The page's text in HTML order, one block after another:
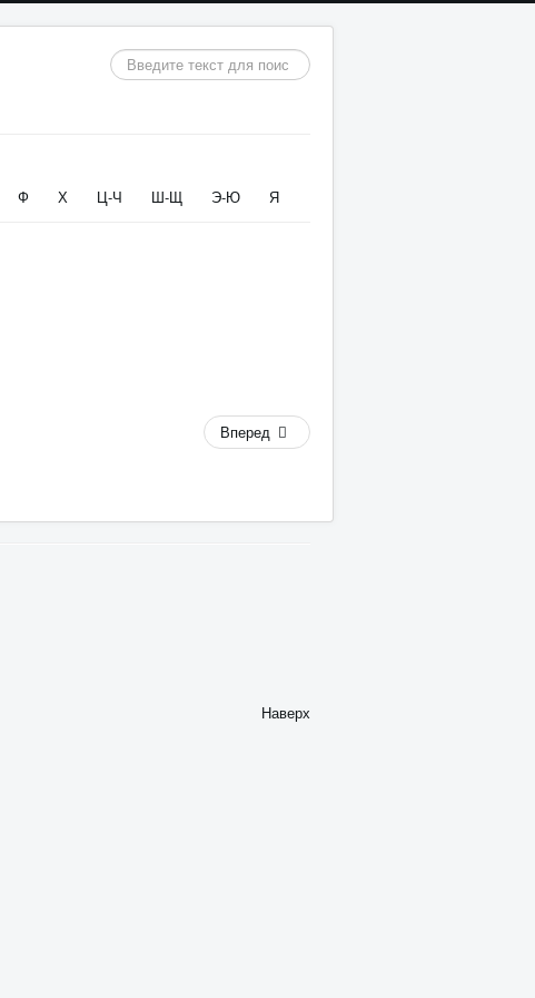
Искать...
Ф Х Ц-Ч Ш-Щ Э-Ю Я
Вперед
Наверх